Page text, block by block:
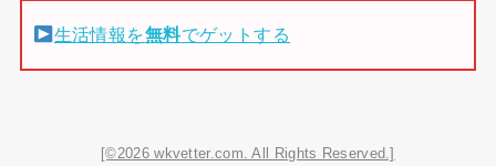
生活情報を無料でゲットする
[©2026 wkvetter.com. All Rights Reserved.]